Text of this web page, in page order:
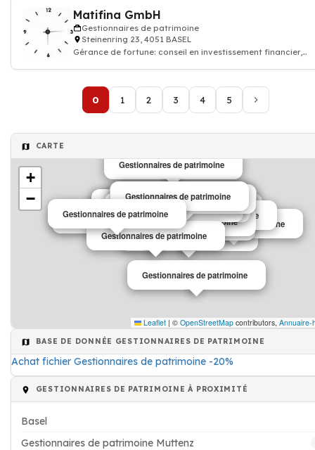
Matifina GmbH
Gestionnaires de patrimoine
Steinenring 23, 4051 BASEL
Gérance de fortune: conseil en investissement financier,
0 1 2 3 4 5
CARTE
Gestionnaires de patrimoine
Gestionnaires de patrimoine
Gestionnaires de patrimoine
Gestionnaires de patrimoine
Gestionnaires de patrimoine
Gestionnaires de patrimoine
Gestionnaires de patrimoine
Gestionnaires de patrimoine
Gestionnaires de patrimoine
Gestionnaires de patrimoine
Gestionnaires de patrimoine
Gestionnaires de patrimoine
Gestionnaires de patrimoine
Gestionnaires de patrimoine
Gestionnaires de patrimoine
Gestionnaires de patrimoine
Gestionnaires de patrimoine
Gestionnaires de patrimoine
Gestionnaires de patrimoine
Gestionnaires de patrimoine
+
−
Leaflet | © OpenStreetMap contributors, Annuaire-
BASE DE DONNÉE GESTIONNAIRES DE PATRIMOINE
Achat fichier Gestionnaires de patrimoine -20%
GESTIONNAIRES DE PATRIMOINE À PROXIMITÉ
Basel
Gestionnaires de patrimoine Muttenz